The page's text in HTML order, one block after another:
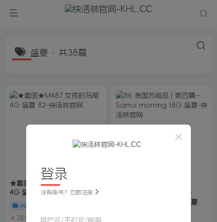
盛夏 共38篇
★套图★M487 女孩的马尾
4G 盛夏 82
other
1年前
86 泰国苏梅岛 | 第四篇–
Samui morning 18G 盛夏
登录
没有账号？立即注册
用户名/手机号/邮箱